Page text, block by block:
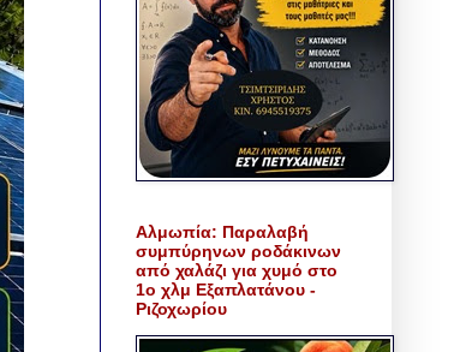
Αλμωπία: Παραλαβή
συμπύρηνων ροδάκινων
από χαλάζι για χυμό στο
1ο χλμ Εξαπλατάνου -
Ριζοχωρίου